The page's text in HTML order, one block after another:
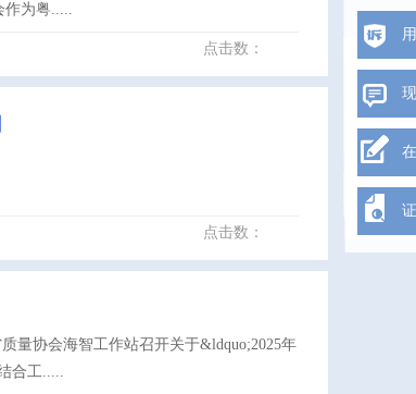
作为粤.....
点击数：
点击数：
量协会海智工作站召开关于&ldquo;2025年
合工.....